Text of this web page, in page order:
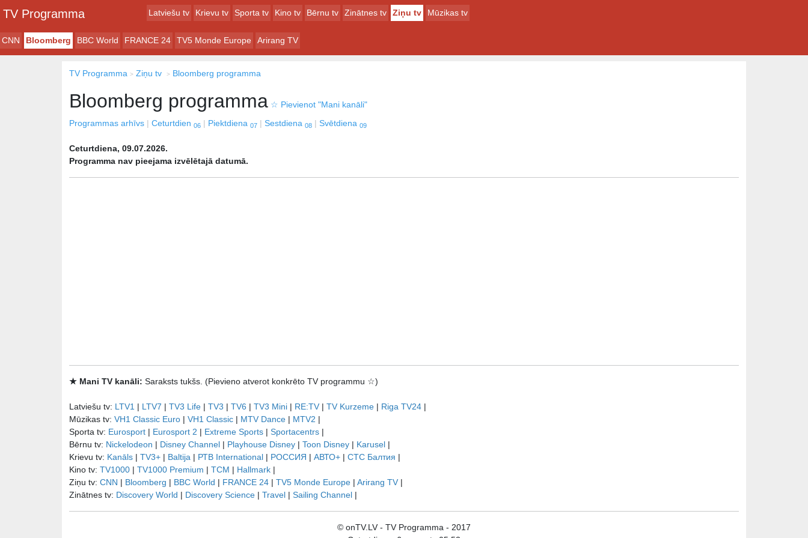
TV Programma Latviešu tv Krievu tv Sporta tv Kino tv Bērnu tv Zinātnes tv Ziņu tv Mūzikas tv
CNN Bloomberg BBC World FRANCE 24 TV5 Monde Europe Arirang TV
TV Programma Ziņu tv Bloomberg programma
Bloomberg programma ☆ Pievienot "Mani kanāli"
Programmas arhīvs
Ceturtdien 06 Piektdiena 07 Sestdiena 08 Svētdiena 09
Ceturtdiena, 09.07.2026.
Programma nav pieejama izvēlētajā datumā.
★ Mani TV kanāli: Saraksts tukšs. (Pievieno atverot konkrēto TV programmu ☆)
Latviešu tv: LTV1 | LTV7 | TV3 Life | TV3 | TV6 | TV3 Mini | RE:TV | TV Kurzeme | Riga TV24 |
Mūzikas tv: VH1 Classic Euro | VH1 Classic | MTV Dance | MTV2 |
Sporta tv: Eurosport | Eurosport 2 | Extreme Sports | Sportacentrs |
Bērnu tv: Nickelodeon | Disney Channel | Playhouse Disney | Toon Disney | Karusel |
Krievu tv: Kanāls | TV3+ | Baltija | РТB International | РОССИЯ | АВТО+ | СТС Балтия |
Kino tv: TV1000 | TV1000 Premium | TCM | Hallmark |
Ziņu tv: CNN | Bloomberg | BBC World | FRANCE 24 | TV5 Monde Europe | Arirang TV |
Zinātnes tv: Discovery World | Discovery Science | Travel | Sailing Channel |
© onTV.LV - TV Programma - 2017